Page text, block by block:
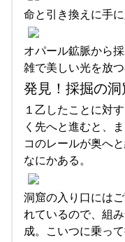
命と引き換えに手
オパール鉱脈から
雑で美しい光を放
発見！採掘の
１乙したことに対
く先へと進むと、
コのレールが奥へ
なにかある。
洞窟の入り口には
れているので、組
成。こいつに乗っ